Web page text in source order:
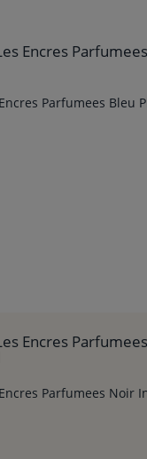
Encres
Parfumees Bleu
Encres
Parfumees Noir